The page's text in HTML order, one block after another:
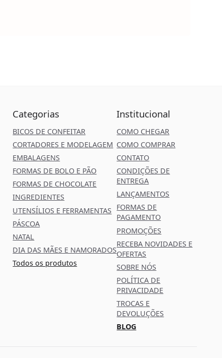
Categorias
BICOS DE CONFEITAR
CORTADORES E MODELAGEM
EMBALAGENS
FORMAS DE BOLO E PÃO
FORMAS DE CHOCOLATE
INGREDIENTES
UTENSÍLIOS E FERRAMENTAS
PÁSCOA
NATAL
DIA DAS MÃES E NAMORADOS
Todos os produtos
Institucional
COMO CHEGAR
COMO COMPRAR
CONTATO
CONDIÇÕES DE
ENTREGA
LANÇAMENTOS
FORMAS DE
PAGAMENTO
PROMOÇÕES
RECEBA NOVIDADES E
OFERTAS
SOBRE NÓS
POLÍTICA DE
PRIVACIDADE
TROCAS E
DEVOLUÇÕES
BLOG